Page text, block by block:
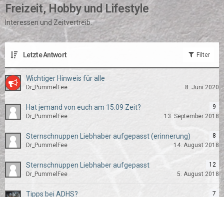
Freizeit, Hobby und Lifestyle
Interessen und Zeitvertreib.
Letzte Antwort Filter
Wichtiger Hinweis für alle
Dr_PummelFee 8. Juni 2020
Hat jemand von euch am 15.09 Zeit?
9
Dr_PummelFee
13. September 2018
Sternschnuppen Liebhaber aufgepasst (erinnerung)
8
Dr_PummelFee
14. August 2018
Sternschnuppen Liebhaber aufgepasst
12
Dr_PummelFee
5. August 2018
Tipps bei ADHS?
7